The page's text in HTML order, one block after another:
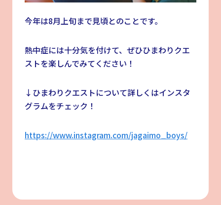
今年は8月上旬まで見頃とのことです。
熱中症には十分気を付けて、ぜひひまわりクエ
ストを楽しんでみてください！
↓ひまわりクエストについて詳しくはインスタ
グラムをチェック！
https://www.instagram.com/jagaimo_boys/